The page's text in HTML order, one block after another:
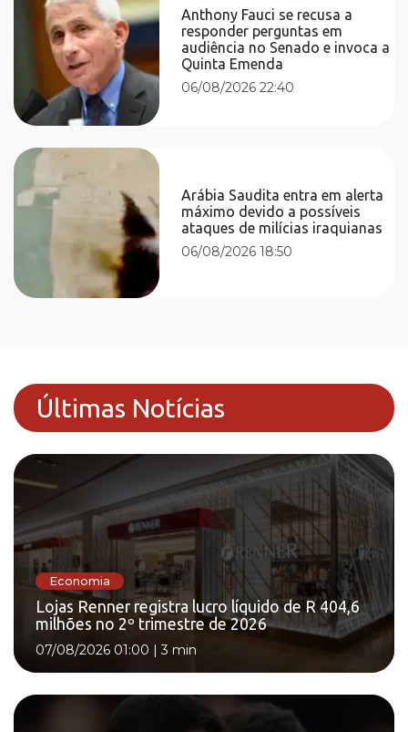
Anthony Fauci se recusa a
responder perguntas em
audiência no Senado e invoca a
Quinta Emenda
06/08/2026 22:40
Arábia Saudita entra em alerta
máximo devido a possíveis
ataques de milícias iraquianas
06/08/2026 18:50
Últimas Notícias
Economia
Lojas Renner registra lucro líquido de R 404,6
milhões no 2º trimestre de 2026
07/08/2026 01:00 |3 min